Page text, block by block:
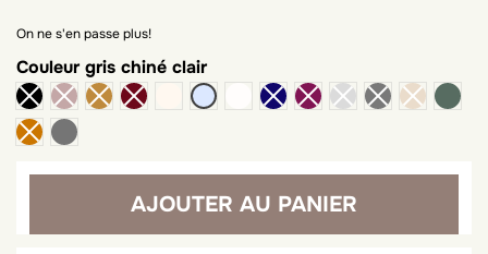
On ne s'en passe plus!
Couleurgris chiné clair
ivoiregris chiné clair
blanc
kaki
gris chiné foncé
AJOUTER AU PANIER